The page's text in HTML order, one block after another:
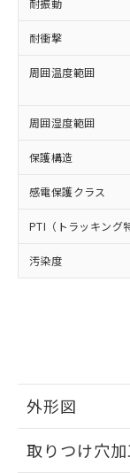
耐振動
耐衝撃
周囲温度範囲
周囲湿度範囲
保護構造
感電保護クラス
PTI（トラッキング
汚染度
外形図
取りつけ穴
正
様
ム
オ
在
事
示
マ
ビ
メ
お
指
但し、
適用除外項目
フタル酸エ
図的な使用
部品在庫
月が前後
※3 非含
51物質の
※本証明
るもので
ものでは
また、
DBP(フタ
イソブチル
DEHP(フ
準値以下
「10」：
質が外部
及ぼさな
「－」
全
い
当
ル
武
当
場
該
販
法
り
－
空